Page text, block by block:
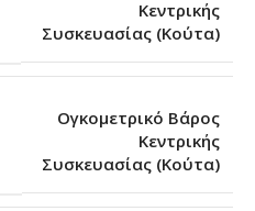
Κεντρικής
Συσκευασίας (Κούτα)
Ογκομετρικό Βάρος
Κεντρικής
Συσκευασίας (Κούτα)